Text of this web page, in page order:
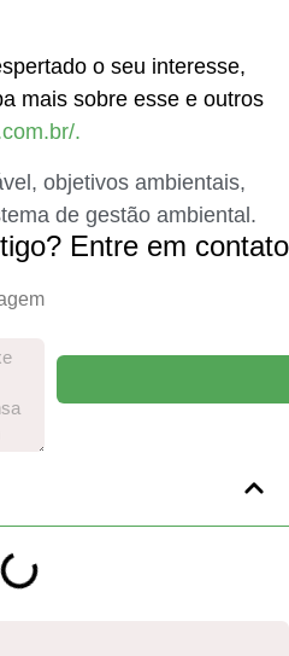
o seu interesse,
mais sobre esse e outros
.
, objetivos ambientais,
de gestão ambiental.
Entre em contato